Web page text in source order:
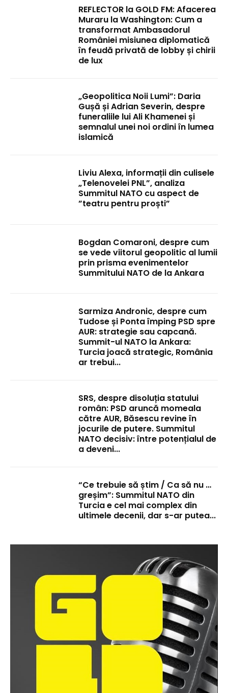
REFLECTOR la GOLD FM: Afacerea
Muraru la Washington: Cum a
transformat Ambasadorul
României misiunea diplomatică
în feudă privată de lobby și chirii
de lux
„Geopolitica Noii Lumi”: Daria
Gușă și Adrian Severin, despre
funeraliile lui Ali Khamenei și
semnalul unei noi ordini în lumea
islamică
Liviu Alexa, informații din culisele
„Telenovelei PNL”, analiza
Summitul NATO cu aspect de
”teatru pentru proști”
Bogdan Comaroni, despre cum
se vede viitorul geopolitic al lumii
prin prisma evenimentelor
Summitului NATO de la Ankara
Sarmiza Andronic, despre cum
Tudose și Ponta împing PSD spre
AUR: strategie sau capcană.
Summit-ul NATO la Ankara:
Turcia joacă strategic, România
ar trebui...
SRS, despre disoluția statului
român: PSD aruncă momeala
către AUR, Băsescu revine în
jocurile de putere. Summitul
NATO decisiv: între potențialul de
a deveni...
“Ce trebuie să știm / Ca să nu …
greșim”: Summitul NATO din
Turcia e cel mai complex din
ultimele decenii, dar s-ar putea...